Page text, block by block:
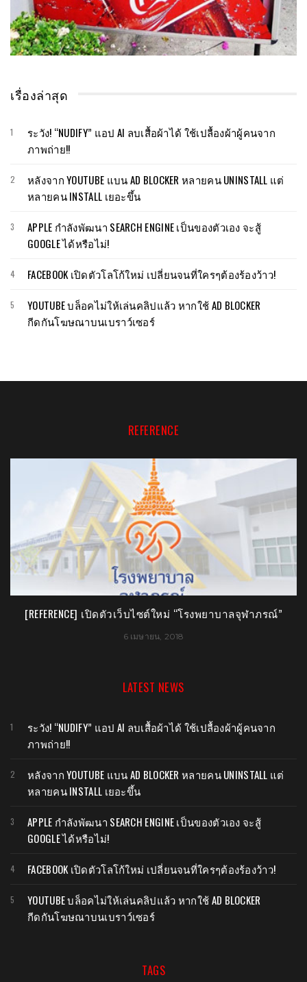
เรื่องล่าสุด
ระวัง! “NUDIFY” แอป AI ลบเสื้อผ้าได้ ใช้เปลื้องผ้าผู้คนจาก
ภาพถ่าย!!
หลังจาก YOUTUBE แบน AD BLOCKER หลายคน UNINSTALL แต่
หลายคน INSTALL เยอะขึ้น
APPLE กำลังพัฒนา SEARCH ENGINE เป็นของตัวเอง จะสู้
GOOGLE ได้หรือไม่!
FACEBOOK เปิดตัวโลโก้ใหม่ เปลี่ยนจนที่ใครๆต้องร้องว้าว!
YOUTUBE บล็อคไม่ให้เล่นคลิปแล้ว หากใช้ AD BLOCKER
กีดกันโฆษณาบนเบราว์เซอร์
REFERENCE
[PR] “FINAL QUEST” เกมมือถือมาแรง ฟินได้ด้วยปลายนิ้ว!!
14 มิถุนายน, 2016
LATEST NEWS
ระวัง! “NUDIFY” แอป AI ลบเสื้อผ้าได้ ใช้เปลื้องผ้าผู้คนจาก
ภาพถ่าย!!
หลังจาก YOUTUBE แบน AD BLOCKER หลายคน UNINSTALL แต่
หลายคน INSTALL เยอะขึ้น
APPLE กำลังพัฒนา SEARCH ENGINE เป็นของตัวเอง จะสู้
GOOGLE ได้หรือไม่!
FACEBOOK เปิดตัวโลโก้ใหม่ เปลี่ยนจนที่ใครๆต้องร้องว้าว!
YOUTUBE บล็อคไม่ให้เล่นคลิปแล้ว หากใช้ AD BLOCKER
กีดกันโฆษณาบนเบราว์เซอร์
TAGS